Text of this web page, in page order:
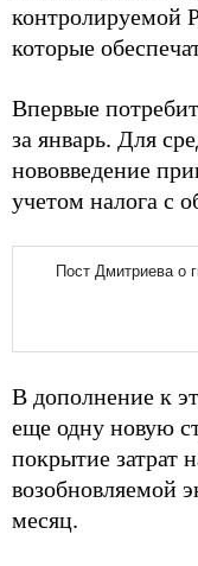
контролируемой
которые
Впервые
за январь. Для
нововведение
учетом налога с
В дополнение к
еще одну новую
покрытие затрат
возобновляемой
месяц.